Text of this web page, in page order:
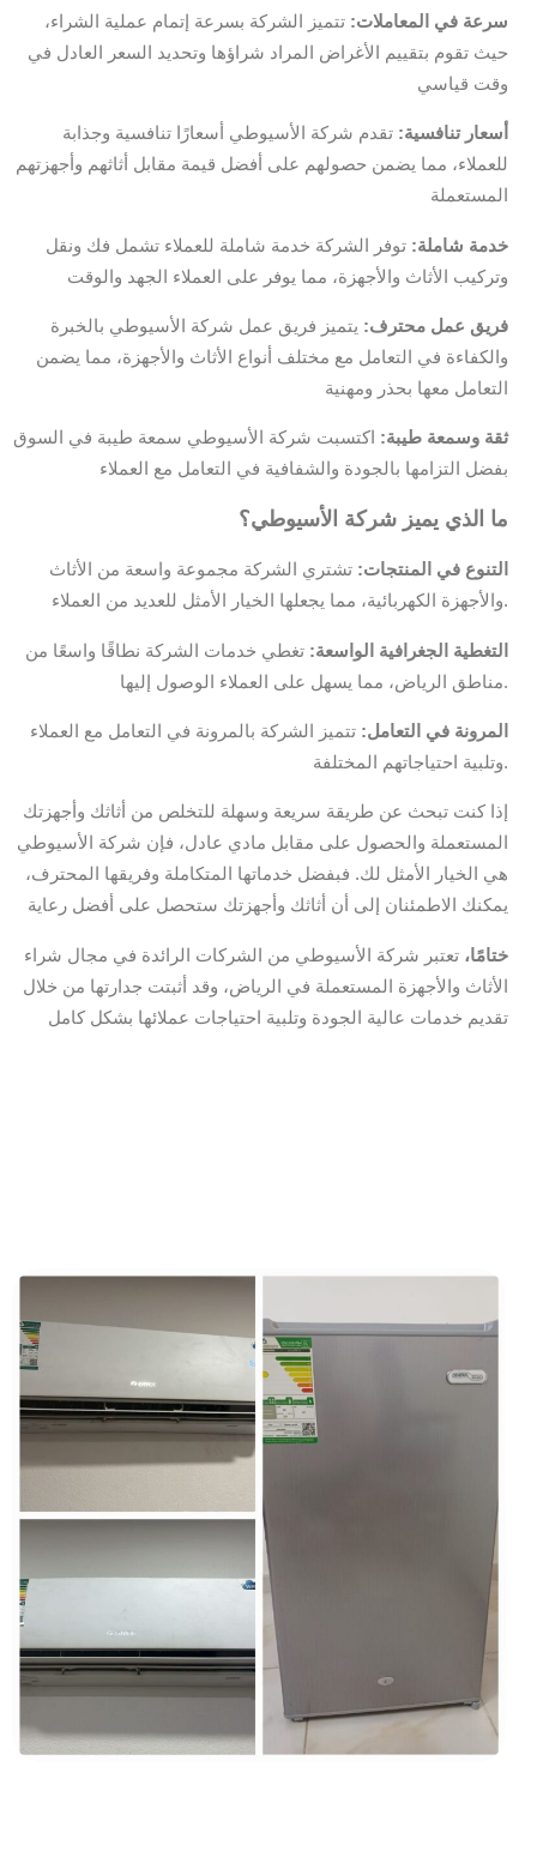
سرعة في المعاملات: تتميز الشركة بسرعة إتمام عملية الشراء،
حيث تقوم بتقييم الأغراض المراد شراؤها وتحديد السعر العادل في
وقت قياسي
أسعار تنافسية: تقدم شركة الأسيوطي أسعارًا تنافسية وجذابة
للعملاء، مما يضمن حصولهم على أفضل قيمة مقابل أثاثهم وأجهزتهم
المستعملة
خدمة شاملة: توفر الشركة خدمة شاملة للعملاء تشمل فك ونقل
وتركيب الأثاث والأجهزة، مما يوفر على العملاء الجهد والوقت
فريق عمل محترف: يتميز فريق عمل شركة الأسيوطي بالخبرة
والكفاءة في التعامل مع مختلف أنواع الأثاث والأجهزة، مما يضمن
التعامل معها بحذر ومهنية
ثقة وسمعة طيبة: اكتسبت شركة الأسيوطي سمعة طيبة في السوق
بفضل التزامها بالجودة والشفافية في التعامل مع العملاء
ما الذي يميز شركة الأسيوطي؟
التنوع في المنتجات: تشتري الشركة مجموعة واسعة من الأثاث
والأجهزة الكهربائية، مما يجعلها الخيار الأمثل للعديد من العملاء.
التغطية الجغرافية الواسعة: تغطي خدمات الشركة نطاقًا واسعًا من
مناطق الرياض، مما يسهل على العملاء الوصول إليها.
المرونة في التعامل: تتميز الشركة بالمرونة في التعامل مع العملاء
وتلبية احتياجاتهم المختلفة.
إذا كنت تبحث عن طريقة سريعة وسهلة للتخلص من أثاثك وأجهزتك
المستعملة والحصول على مقابل مادي عادل، فإن شركة الأسيوطي
هي الخيار الأمثل لك. فبفضل خدماتها المتكاملة وفريقها المحترف،
يمكنك الاطمئنان إلى أن أثاثك وأجهزتك ستحصل على أفضل رعاية
ختامًا، تعتبر شركة الأسيوطي من الشركات الرائدة في مجال شراء
الأثاث والأجهزة المستعملة في الرياض، وقد أثبتت جدارتها من خلال
تقديم خدمات عالية الجودة وتلبية احتياجات عملائها بشكل كامل